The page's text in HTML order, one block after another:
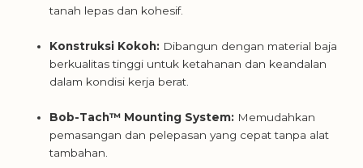
tanah lepas dan kohesif.
Konstruksi Kokoh: Dibangun dengan material baja
berkualitas tinggi untuk ketahanan dan keandalan
dalam kondisi kerja berat.
Bob-Tach™ Mounting System: Memudahkan
pemasangan dan pelepasan yang cepat tanpa alat
tambahan.